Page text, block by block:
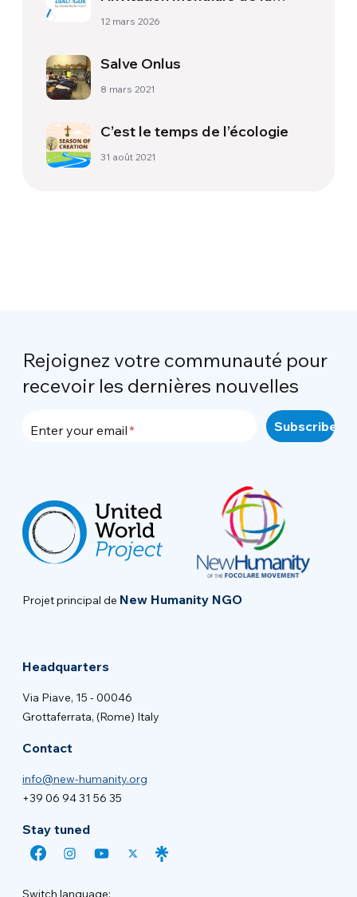
Semaine Monde Uni 2026
12 mars 2026
Salve Onlus
8 mars 2021
C’est le temps de l’écologie
31 août 2021
Rejoignez votre communauté pour
recevoir les dernières nouvelles
Enter your email
Projet principal de New Humanity NGO
Headquarters
Via Piave, 15 - 00046
Grottaferrata, (Rome) Italy
Contact
info@new-humanity.org
+39 06 94 31 56 35
Stay tuned
Switch language: